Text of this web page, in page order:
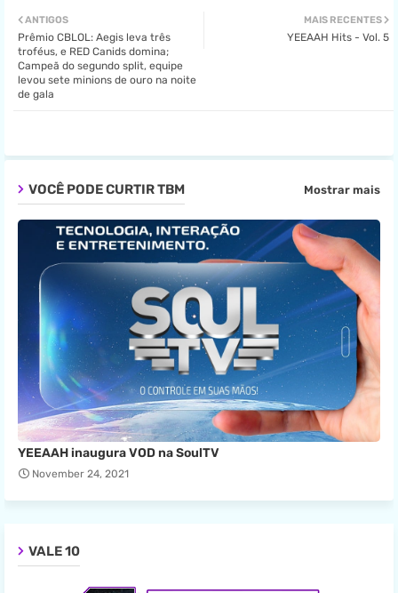
MAIS RECENTES
YEEAAH Hits - Vol. 5
ANTIGOS
Prêmio CBLOL: Aegis leva três
troféus, e RED Canids domina;
Campeã do segundo split, equipe
levou sete minions de ouro na noite
de gala
VOCÊ PODE CURTIR TBM Mostrar mais
YEEAAH inaugura VOD na SoulTV
November 24, 2021
VALE 10